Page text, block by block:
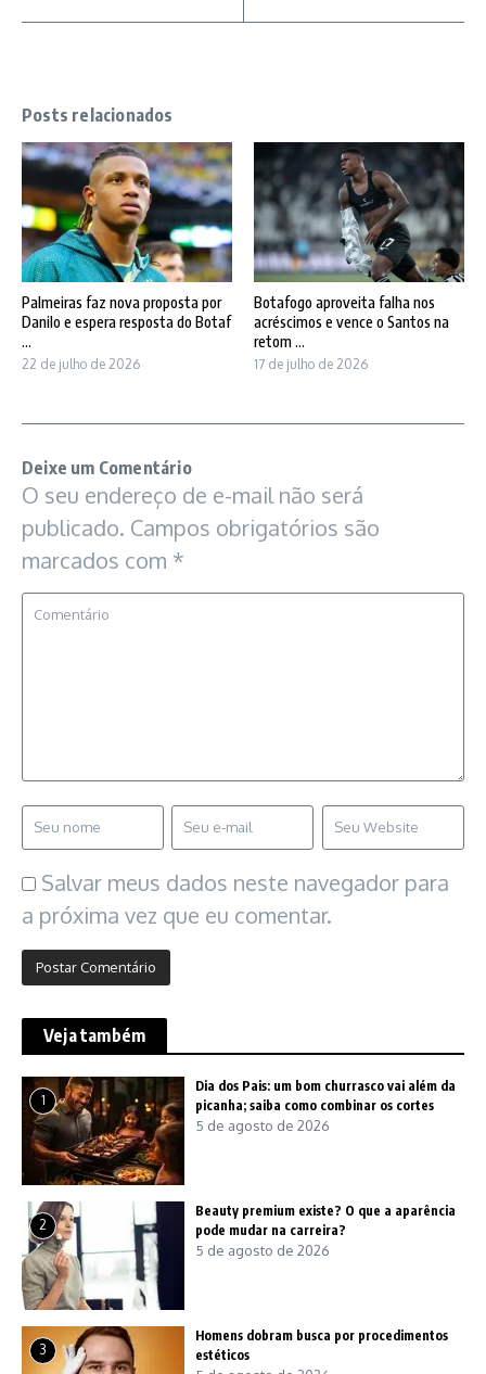
Posts relacionados
Palmeiras faz nova proposta por
Danilo e espera resposta do Botaf
...
22 de julho de 2026
Botafogo aproveita falha nos
acréscimos e vence o Santos na
retom ...
17 de julho de 2026
Deixe um Comentário
O seu endereço de e-mail não será
publicado. Campos obrigatórios são
marcados com *
Salvar meus dados neste navegador para
a próxima vez que eu comentar.
Veja também
1
Dia dos Pais: um bom churrasco vai além da
picanha; saiba como combinar os cortes
5 de agosto de 2026
2
Beauty premium existe? O que a aparência
pode mudar na carreira?
5 de agosto de 2026
3
Homens dobram busca por procedimentos
estéticos